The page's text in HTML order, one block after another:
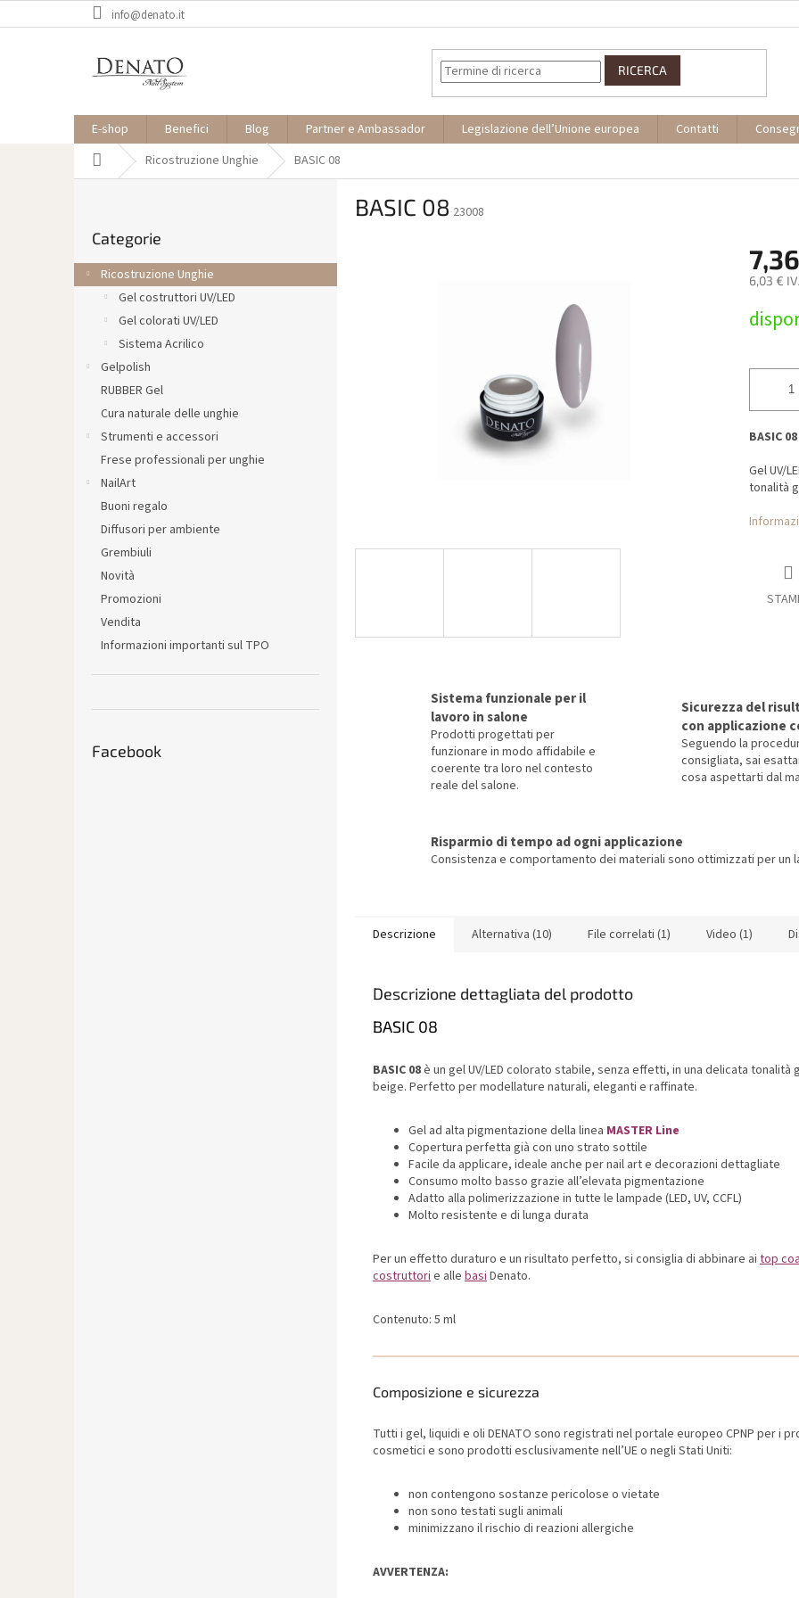
al
info@denato.it
RICERCA
E-shop Benefici Blog Partner e Ambassador Legislazione dell’Unione europea Contatti
Casa Ricostruzione Unghie BASIC 08
a
l
le
Categorie
Ricostruzione Unghie
Gel costruttori UV/LED
Gel colorati UV/LED
Sistema Acrilico
Gelpolish
RUBBER Gel
Cura naturale delle unghie
Strumenti e accessori
Frese professionali per unghie
NailArt
Buoni regalo
Diffusori per ambiente
Grembiuli
Novità
Promozioni
Vendita
Informazioni importanti sul TPO
Facebook
BASIC 08 23008
6,03 €
della
BASIC 08
Gel UV/
tonalità
Sistema funzionale per il
lavoro in salone
Prodotti progettati per
funzionare in modo affidabile e
coerente tra loro nel contesto
reale del salone.
Sicurezza del
con applicazione
Seguendo la
consigliata, sai
cosa aspettarti dal
Risparmio di tempo ad ogni applicazione
Consistenza e comportamento dei materiali sono ottimizzati per un
Descrizione Alternativa (10) File correlati (1) Video (1)
Descrizione dettagliata del prodotto
BASIC 08
BASIC 08è un gel UV/LED colorato stabile, senza effetti, in una delicata tonalità
beige. Perfetto per modellature naturali, eleganti e raffinate.
Gel ad alta pigmentazione della linea MASTER Line
Copertura perfetta già con uno strato sottile
Facile da applicare, ideale anche per nail art e decorazioni dettagliate
Consumo molto basso grazie all’elevata pigmentazione
Adatto alla polimerizzazione in tutte le lampade (LED, UV, CCFL)
Molto resistente e di lunga durata
Per un effetto duraturo e un risultato perfetto, si consiglia di abbinare ai top
costruttori e alle basi Denato.
Contenuto: 5 ml
Composizione e sicurezza
Tutti i gel, liquidi e oli DENATO sono registrati nel portale europeo CPNP per i
cosmetici e sono prodotti esclusivamente nell’UE o negli Stati Uniti:
non contengono sostanze pericolose o vietate
non sono testati sugli animali
minimizzano il rischio di reazioni allergiche
AVVERTENZA: